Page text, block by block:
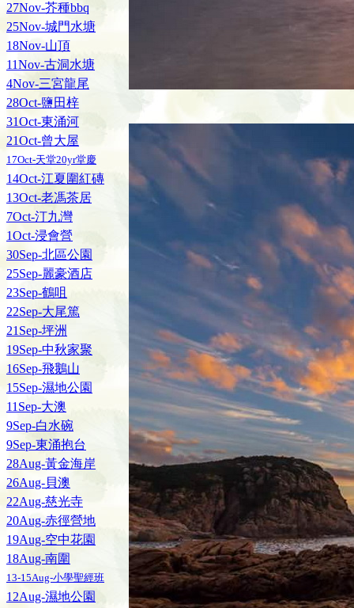
27Nov-芥種bbq
25Nov-城門水塘
18Nov-山頂
11Nov-古洞水塘
4Nov-三宮龍尾
28Oct-鹽田梓
31Oct-東涌河
21Oct-曾大屋
17Oct-天堂20yr堂慶
14Oct-江夏圍紅磚
13Oct-老馮茶居
7Oct-汀九灣
1Oct-浸會營
30Sep-北區公園
25Sep-麗豪酒店
23Sep-鶴咀
22Sep-大尾篤
21Sep-坪洲
19Sep-中秋家聚
16Sep-飛鵝山
15Sep-濕地公園
11Sep-大澳
9Sep-白水碗
9Sep-東涌抱台
28Aug-黃金海岸
26Aug-貝澳
22Aug-慈光寺
20Aug-赤徑營地
19Aug-空中花園
18Aug-南圍
13-15Aug-小學聖經班
12Aug-濕地公園